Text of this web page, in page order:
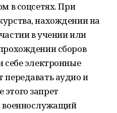
в соцсетях. При
нахождении на
в учении или
сборов
себе электронные
аудио и
запрет
военнослужащий